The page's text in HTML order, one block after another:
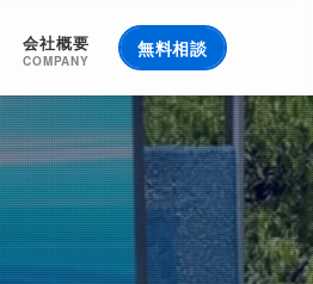
会社概要
COMPANY
無料相談